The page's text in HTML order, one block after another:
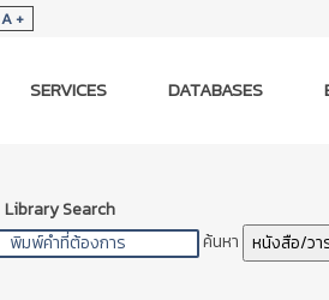
A +
SERVICES DATABASES
Library Search
ค้นหา หนังสือ/วา